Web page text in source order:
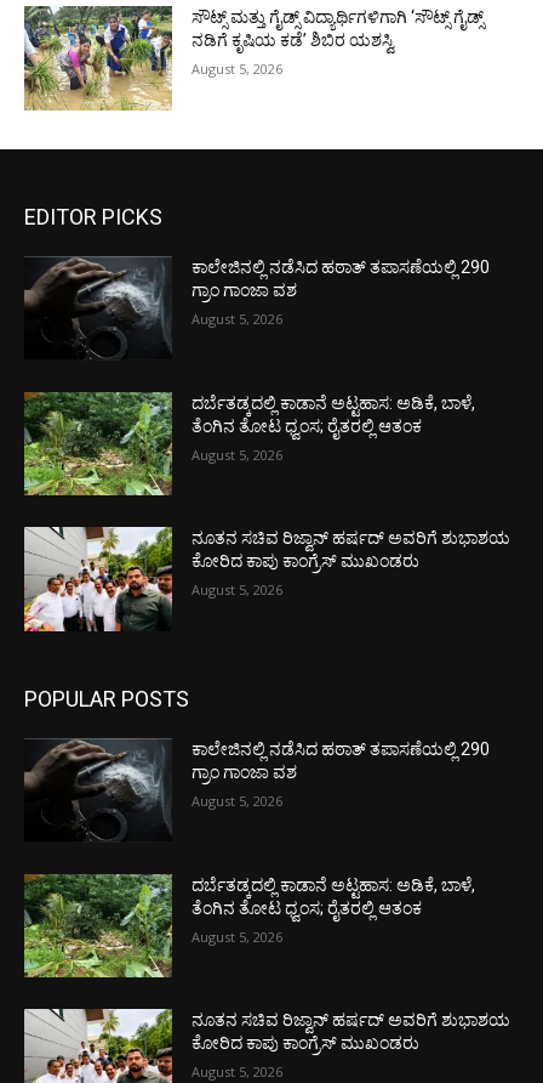
ಸೌಟ್ಸ್ ಮತ್ತು ಗೈಡ್ಸ್ ವಿದ್ಯಾರ್ಥಿಗಳಿಗಾಗಿ ‘ಸೌಟ್ಸ್ ಗೈಡ್ಸ್
ನಡಿಗೆ ಕೃಷಿಯ ಕಡೆ’ ಶಿಬಿರ ಯಶಸ್ವಿ
August 5, 2026
EDITOR PICKS
ಕಾಲೇಜಿನಲ್ಲಿ ನಡೆಸಿದ ಹಠಾತ್ ತಪಾಸಣೆಯಲ್ಲಿ 290
ಗ್ರಾಂ ಗಾಂಜಾ ವಶ
August 5, 2026
ದರ್ಬೆತಡ್ಕದಲ್ಲಿ ಕಾಡಾನೆ ಅಟ್ಟಹಾಸ: ಅಡಿಕೆ, ಬಾಳೆ,
ತೆಂಗಿನ ತೋಟ ಧ್ವಂಸ; ರೈತರಲ್ಲಿ ಆತಂಕ
August 5, 2026
ನೂತನ ಸಚಿವ ರಿಜ್ವಾನ್ ಹರ್ಷದ್ ಅವರಿಗೆ ಶುಭಾಶಯ
ಕೋರಿದ ಕಾಪು ಕಾಂಗ್ರೆಸ್ ಮುಖಂಡರು
August 5, 2026
POPULAR POSTS
ಕಾಲೇಜಿನಲ್ಲಿ ನಡೆಸಿದ ಹಠಾತ್ ತಪಾಸಣೆಯಲ್ಲಿ 290
ಗ್ರಾಂ ಗಾಂಜಾ ವಶ
August 5, 2026
ದರ್ಬೆತಡ್ಕದಲ್ಲಿ ಕಾಡಾನೆ ಅಟ್ಟಹಾಸ: ಅಡಿಕೆ, ಬಾಳೆ,
ತೆಂಗಿನ ತೋಟ ಧ್ವಂಸ; ರೈತರಲ್ಲಿ ಆತಂಕ
August 5, 2026
ನೂತನ ಸಚಿವ ರಿಜ್ವಾನ್ ಹರ್ಷದ್ ಅವರಿಗೆ ಶುಭಾಶಯ
ಕೋರಿದ ಕಾಪು ಕಾಂಗ್ರೆಸ್ ಮುಖಂಡರು
August 5, 2026